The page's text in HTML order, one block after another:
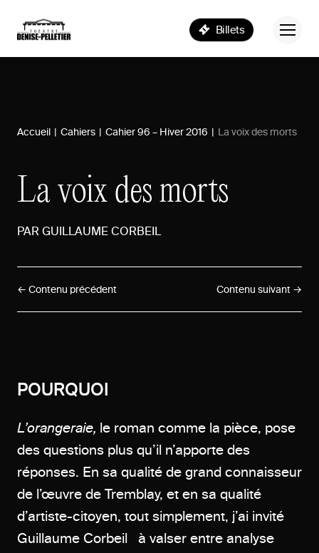
Billets
Accueil | Cahiers | Cahier 96 – Hiver 2016 | La voix des morts
Lavoix des morts
PAR GUILLAUME CORBEIL
← Contenu précédent Contenu suivant →
POURQUOI
L’orangeraie, le roman comme la pièce, pose
des questions plus qu’il n’apporte des
réponses. En sa qualité de grand connaisseur
de l’œuvre de Tremblay, et en sa qualité
d’artiste-citoyen, tout simplement, j’ai invité
Guillaume Corbeil à valser entre analyse